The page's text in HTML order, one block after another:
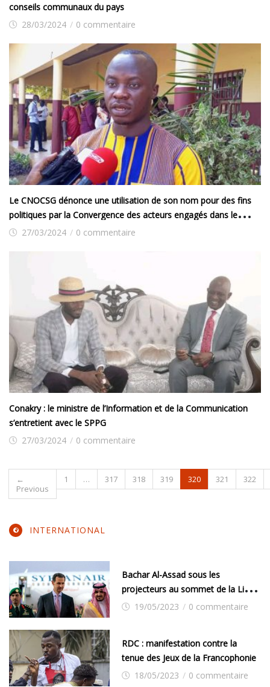
conseils communaux du pays
28/03/2024 / 0 commentaire
Le CNOCSG dénonce une utilisation de son nom pour des fins
politiques par la Convergence des acteurs engagés dans le
dialogue
27/03/2024 / 0 commentaire
Conakry : le ministre de l’Information et de la Communication
s’entretient avec le SPPG
27/03/2024 / 0 commentaire
←
Previous
1 … 317 318 319 320 321 322
INTERNATIONAL
Bachar Al-Assad sous les
projecteurs au sommet de la Ligue
arabe19/05/2023 / 0 commentaire
RDC : manifestation contre la
tenue des Jeux de la Francophonie
18/05/2023 / 0 commentaire